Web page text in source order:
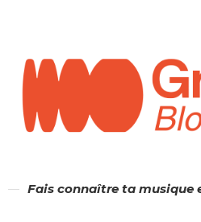
Fais connaître ta musique